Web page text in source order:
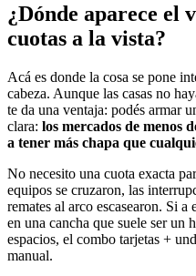
¿Dónde aparece el
cuotas a la vista?
Acá es donde la cosa se pone
cabeza. Aunque las casas no
te da una ventaja: podés armar
clara: los mercados de menos
a tener más chapa que
No necesito una cuota exacta
equipos se cruzaron, las
remates al arco escasearon. Si a
en una cancha que suele ser un
espacios, el combo tarjetas +
manual.